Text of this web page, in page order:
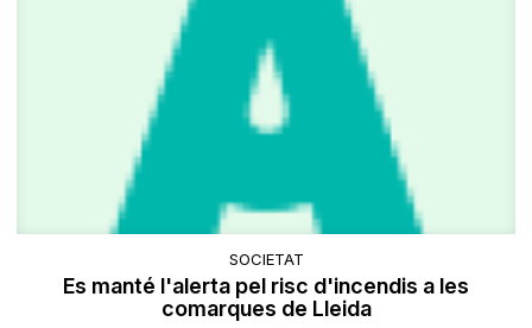
SOCIETAT
Es manté l'alerta pel risc d'incendis a les
comarques de Lleida